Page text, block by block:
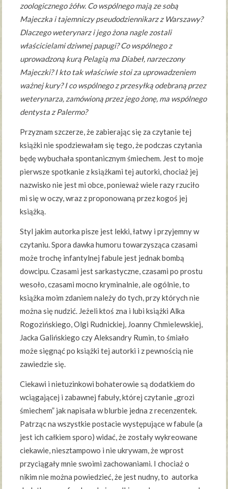
zoologicznego żółw. Co wspólnego mają ze sobą
Majeczka i tajemniczy pseudodziennikarz z Warszawy?
Dlaczego weterynarz i jego żona nagle zostali
właścicielami dziwnej papugi? Co wspólnego z
uprowadzoną kurą Pelagią ma Diabeł, narzeczony
Majeczki? I kto tak właściwie stoi za uprowadzeniem
ważnej kury? I co wspólnego z przesyłką odebraną przez
weterynarza, zamówioną przez jego żonę, ma wspólnego
dentysta z Palermo?
Przyznam szczerze, że zabierając się za czytanie tej
książki nie spodziewałam się tego, że podczas czytania
będę wybuchała spontanicznym śmiechem. Jest to moje
pierwsze spotkanie z książkami tej autorki, chociaż jej
nazwisko nie jest mi obce, ponieważ wiele razy rzuciło
mi się w oczy, wraz z proponowaną przez kogoś jej
książką.
Styl jakim autorka pisze jest lekki, łatwy i przyjemny w
czytaniu. Spora dawka humoru towarzysząca czasami
może trochę infantylnej fabule jest jednak bombą
dowcipu. Czasami jest sarkastyczne, czasami po prostu
wesoło, czasami mocno kryminalnie, ale ogólnie, to
książka moim zdaniem należy do tych, przy których nie
można się nudzić. Jeżeli ktoś zna i lubi książki Alka
Rogozińskiego, Olgi Rudnickiej, Joanny Chmielewskiej,
Jacka Galińskiego czy Aleksandry Rumin, to śmiało
może sięgnąć po książki tej autorki i z pewnością nie
zawiedzie się.
Ciekawi i nietuzinkowi bohaterowie są dodatkiem do
wciągającej i zabawnej fabuły, której czytanie „grozi
śmiechem” jak napisała w blurbie jedna z recenzentek.
Patrząc na wszystkie postacie występujące w fabule (a
jest ich całkiem sporo) widać, że zostały wykreowane
ciekawie, niesztampowo i nie ukrywam, że wprost
przyciągały mnie swoimi zachowaniami. I chociaż o
nikim nie można powiedzieć, że jest nudny, to autorka